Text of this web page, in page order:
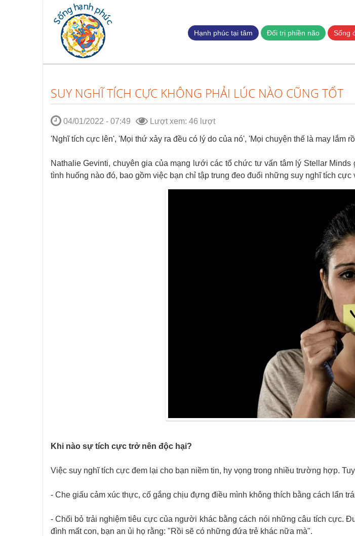
nội
dung
Hạnh phúc tại tâm Đối trị phiền não Sống
SUY NGHĨ TÍCH CỰC KHÔNG PHẢI LÚC NÀO CŨNG TỐT
04/01/2022 - 07:49 Lượt xem: 46 lượt
'Nghĩ tích cực lên', 'Mọi thứ xảy ra đều có lý do của nó', 'Mọi chuyện thế là may
Nathalie Gevinti, chuyên gia của mạng lưới các tổ chức tư vấn tâm lý Stellar
tình huống nào đó, bao gồm việc bạn chỉ tập trung đeo đuổi những suy nghĩ tích
Khi nào sự tích cực trở nên độc hại?
Việc suy nghĩ tích cực đem lại cho bạn niềm tin, hy vọng trong nhiều trường hợp.
- Che giấu cảm xúc thực, cố gắng chịu đựng điều mình không thích bằng cách lẩn
- Chối bỏ trải nghiệm tiêu cực của người khác bằng cách nói những câu tích cực.
đình mất con, bạn an ủi họ rằng: "Rồi sẽ có những đứa trẻ khác nữa mà".